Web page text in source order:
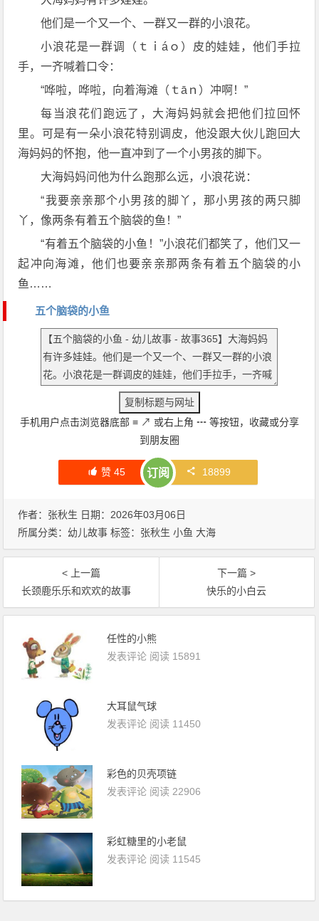
他们是一个又一个、一群又一群的小浪花。
小浪花是一群调（ｔｉáｏ）皮的娃娃，他们手拉
手，一齐喊着口令：
“哗啦，哗啦，向着海滩（ｔāｎ）冲啊！”
每当浪花们跑远了，大海妈妈就会把他们拉回怀
里。可是有一朵小浪花特别调皮，他没跟大伙儿跑回大
海妈妈的怀抱，他一直冲到了一个小男孩的脚下。
大海妈妈问他为什么跑那么远，小浪花说：
“我要亲亲那个小男孩的脚丫，那小男孩的两只脚
丫，像两条有着五个脑袋的鱼！”
“有着五个脑袋的小鱼！”小浪花们都笑了，他们又一
起冲向海滩，他们也要亲亲那两条有着五个脑袋的小
鱼……
五个脑袋的小鱼
手机用户点击浏览器底部 ≡ ↗ 或右上角 ┅ 等按钮，收藏或分享
到朋友圈
赞45 订阅 18899
作者：张秋生 日期：2026年03月06日
所属分类： 幼儿故事 标签： 张秋生 小鱼 大海
< 上一篇
长颈鹿乐乐和欢欢的故事
下一篇 >
快乐的小白云
任性的小熊
发表评论 阅读 15891
大耳鼠气球
发表评论 阅读 11450
彩色的贝壳项链
发表评论 阅读 22906
彩虹糖里的小老鼠
发表评论 阅读 11545